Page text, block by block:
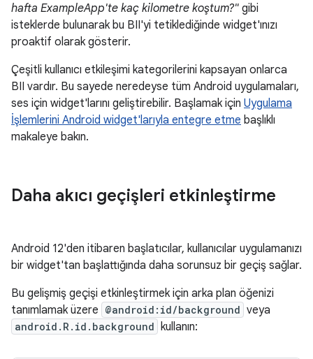
hafta ExampleApp'te kaç kilometre koştum?" gibi
isteklerde bulunarak bu BII'yi tetiklediğinde widget'ınızı
proaktif olarak gösterir.
Çeşitli kullanıcı etkileşimi kategorilerini kapsayan onlarca
BII vardır. Bu sayede neredeyse tüm Android uygulamaları,
ses için widget'larını geliştirebilir. Başlamak için Uygulama
İşlemlerini Android widget'larıyla entegre etme başlıklı
makaleye bakın.
Daha akıcı geçişleri etkinleştirme
Android 12'den itibaren başlatıcılar, kullanıcılar uygulamanızı
bir widget'tan başlattığında daha sorunsuz bir geçiş sağlar.
Bu gelişmiş geçişi etkinleştirmek için arka plan öğenizi
tanımlamak üzere @android:id/background veya
android.R.id.background kullanın: